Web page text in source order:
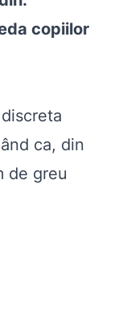
copiilor
ca, din
de greu